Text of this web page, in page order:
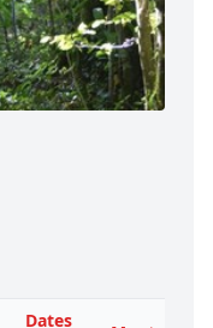
Dates